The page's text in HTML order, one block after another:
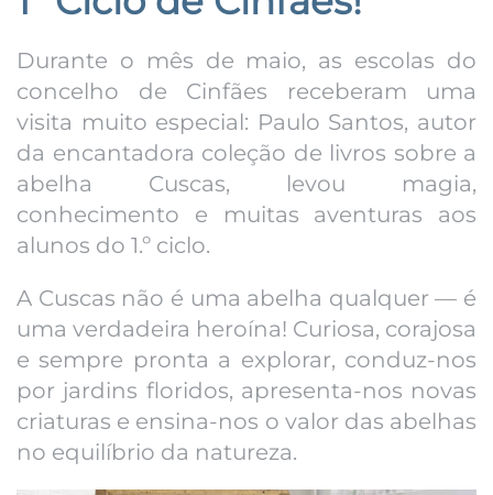
Durante o mês de maio, as escolas do
concelho de Cinfães receberam uma
visita muito especial: Paulo Santos, autor
da encantadora coleção de livros sobre a
abelha Cuscas, levou magia,
conhecimento e muitas aventuras aos
alunos do 1.º ciclo.
A Cuscas não é uma abelha qualquer — é
uma verdadeira heroína! Curiosa, corajosa
e sempre pronta a explorar, conduz-nos
por jardins floridos, apresenta-nos novas
criaturas e ensina-nos o valor das abelhas
no equilíbrio da natureza.